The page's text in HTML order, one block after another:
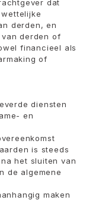
dat
derden, en
derden of
financieel als
of
diensten
en
is steeds
het sluiten van
de algemene
maken